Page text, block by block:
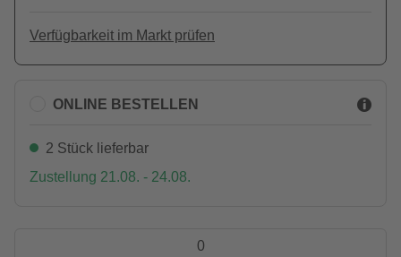
Verfügbarkeit im Markt prüfen
ONLINE BESTELLEN
2 Stück lieferbar
Zustellung 21.08. - 24.08.